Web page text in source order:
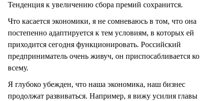
Тенденция к увеличению сбора премий сохранится.
Что касается экономики, я не сомневаюсь в том, что она
постепенно адаптируется к тем условиям, в которых ей
приходится сегодня функционировать. Российский
предприниматель очень живуч, он приспосабливается ко
всему.
Я глубоко убежден, что наша экономика, наш бизнес
продолжат развиваться. Например, я вижу усилия главы